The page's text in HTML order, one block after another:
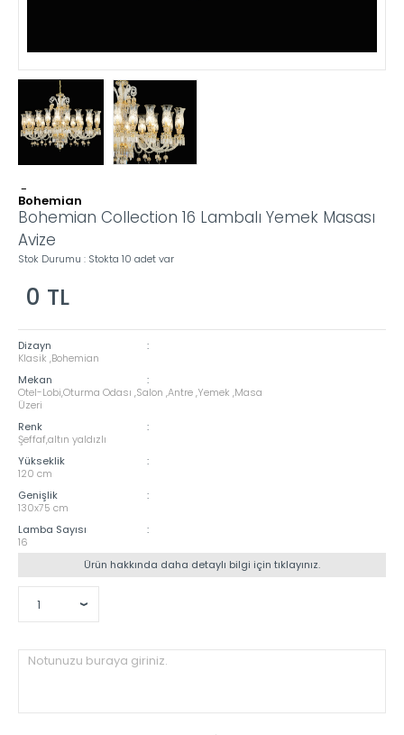
-
Bohemian
Bohemian Collection 16 Lambalı Yemek Masası
Avize
Stok Durumu : Stokta 10 adet var
0 TL
Dizayn
:
Klasik ,Bohemian
Mekan
:
Otel-Lobi,Oturma Odası ,Salon ,Antre ,Yemek ,Masa
Üzeri
Renk
:
Şeffaf,altın yaldızlı
Yükseklik
:
120 cm
Genişlik
:
130x75 cm
Lamba Sayısı
:
16
Ürün hakkında daha detaylı bilgi için tıklayınız.
Notunuzu buraya giriniz.